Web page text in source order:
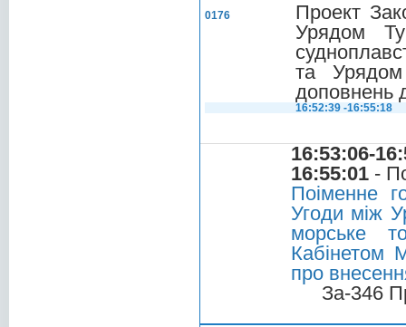
0176
Проект
Урядом
та Урядом
доповнень
16:52:39 -16:55:18
16:53:06-
16:55:01 -
Поіменне
Угоди між
морське
Кабінетом
про
За-346